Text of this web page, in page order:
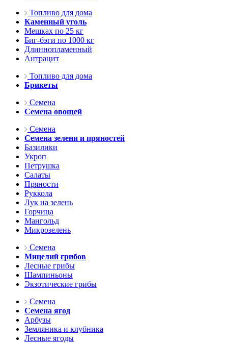
Топливо для дома
Каменный уголь
Мешках по 25 кг
Биг-бэги по 1000 кг
Длиннопламенный
Антрацит
Топливо для дома
Брикеты
Семена
Семена овощей
Семена
Семена зелени и пряностей
Базилики
Укроп
Петрушка
Салаты
Пряности
Руккола
Лук на зелень
Горчица
Мангольд
Микрозелень
Семена
Мицелий грибов
Лесные грибы
Шампиньоны
Экзотические грибы
Семена
Семена ягод
Арбузы
Земляника и клубника
Лесные ягоды